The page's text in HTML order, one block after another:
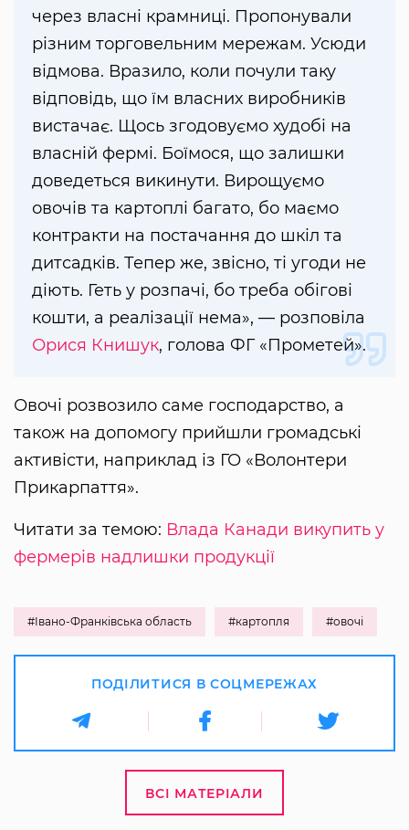
через власні крамниці. Пропонували
різним торговельним мережам. Усюди
відмова. Вразило, коли почули таку
відповідь, що їм власних виробників
вистачає. Щось згодовуємо худобі на
власній фермі. Боїмося, що залишки
доведеться викинути. Вирощуємо
овочів та картоплі багато, бо маємо
контракти на постачання до шкіл та
дитсадків. Тепер же, звісно, ті угоди не
діють. Геть у розпачі, бо треба обігові
кошти, а реалізації нема», — розповіла
Орися Книшук, голова ФГ «Прометей».
Овочі розвозило саме господарство, а
також на допомогу прийшли громадські
активісти, наприклад із ГО «Волонтери
Прикарпаття».
Читати за темою: Влада Канади викупить у
фермерів надлишки продукції
#Івано-Франківська область #картопля #овочі
ПОДІЛИТИСЯ В СОЦМЕРЕЖАХ
ВСІ МАТЕРІАЛИ